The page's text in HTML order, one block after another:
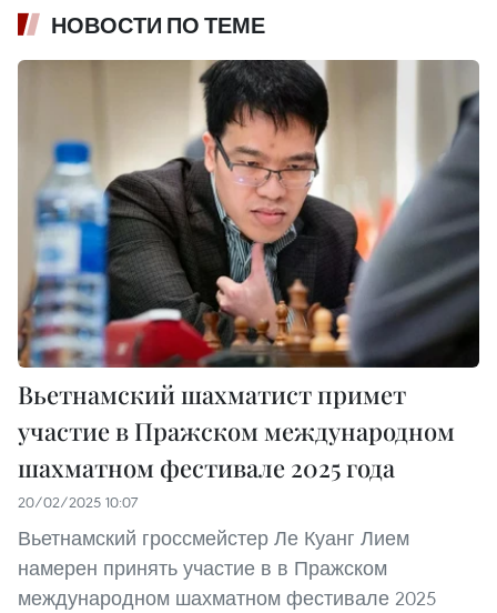
НОВОСТИ ПО ТЕМЕ
Вьетнамский шахматист примет
участие в Пражском международном
шахматном фестивале 2025 года
20/02/2025 10:07
Вьетнамский гроссмейстер Ле Куанг Лием
намерен принять участие в в Пражском
международном шахматном фестивале 2025